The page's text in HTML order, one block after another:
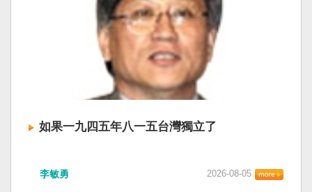
如果一九四五年八一五台灣獨立了
李敏勇 2026-08-05